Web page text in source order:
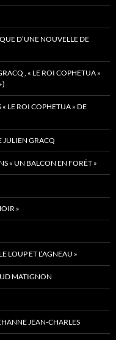
D’UNE NOUVELLE DE
, « LE ROI COPHETUA »
LE ROI COPHETUA » DE
JULIEN GRACQ
« UN BALCON EN FORÊT »
»
LOUP ET L’AGNEAU »
MATIGNON
JEAN-CHARLES